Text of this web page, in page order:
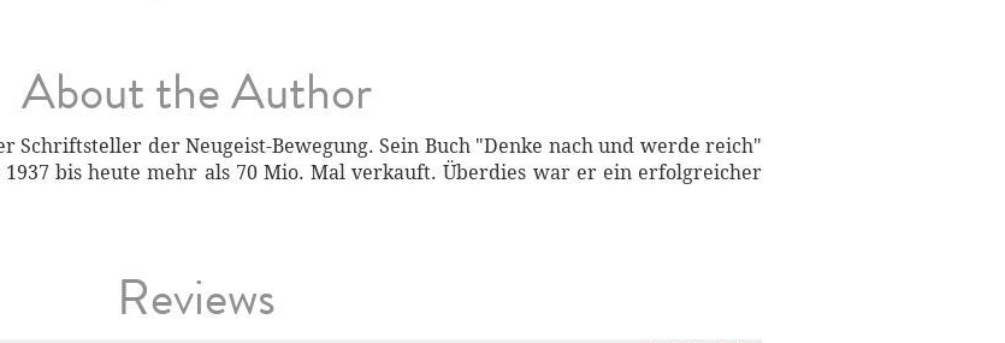
About the Author
Schriftsteller der Neugeist-Bewegung. Sein Buch "Denke nach und werde reich"
bis heute mehr als 70 Mio. Mal verkauft. Überdies war er ein erfolgreicher
Reviews